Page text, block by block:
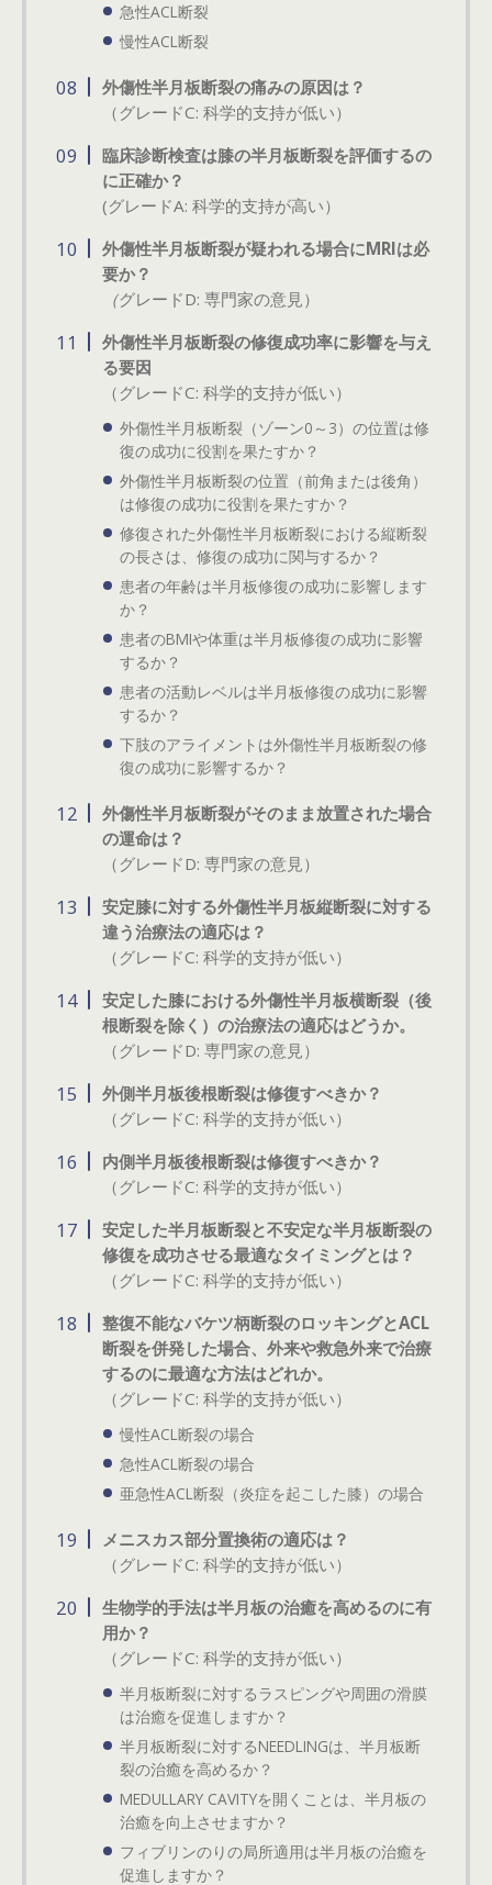
急性ACL断裂
慢性ACL断裂
外傷性半月板断裂の痛みの原因は？
（グレードC: 科学的支持が低い）
臨床診断検査は膝の半月板断裂を評価するの
に正確か？
(グレードA: 科学的支持が高い）
外傷性半月板断裂が疑われる場合にMRIは必
要か？
（グレードD: 専門家の意見）
外傷性半月板断裂の修復成功率に影響を与え
る要因
（グレードC: 科学的支持が低い）
外傷性半月板断裂（ゾーン0～3）の位置は修
復の成功に役割を果たすか？
外傷性半月板断裂の位置（前角または後角）
は修復の成功に役割を果たすか？
修復された外傷性半月板断裂における縦断裂
の長さは、修復の成功に関与するか？
患者の年齢は半月板修復の成功に影響します
か？
患者のBMIや体重は半月板修復の成功に影響
するか？
患者の活動レベルは半月板修復の成功に影響
するか？
下肢のアライメントは外傷性半月板断裂の修
復の成功に影響するか？
外傷性半月板断裂がそのまま放置された場合
の運命は？
（グレードD: 専門家の意見）
安定膝に対する外傷性半月板縦断裂に対する
違う治療法の適応は？
（グレードC: 科学的支持が低い）
安定した膝における外傷性半月板横断裂（後
根断裂を除く）の治療法の適応はどうか。
（グレードD: 専門家の意見）
外側半月板後根断裂は修復すべきか？
（グレードC: 科学的支持が低い）
内側半月板後根断裂は修復すべきか？
（グレードC: 科学的支持が低い）
安定した半月板断裂と不安定な半月板断裂の
修復を成功させる最適なタイミングとは？
（グレードC: 科学的支持が低い）
整復不能なバケツ柄断裂のロッキングとACL
断裂を併発した場合、外来や救急外来で治療
するのに最適な方法はどれか。
（グレードC: 科学的支持が低い）
慢性ACL断裂の場合
急性ACL断裂の場合
亜急性ACL断裂（炎症を起こした膝）の場合
メニスカス部分置換術の適応は？
（グレードC: 科学的支持が低い）
生物学的手法は半月板の治癒を高めるのに有
用か？
（グレードC: 科学的支持が低い）
半月板断裂に対するラスピングや周囲の滑膜
は治癒を促進しますか？
半月板断裂に対するNEEDLINGは、半月板断
裂の治癒を高めるか？
MEDULLARY CAVITYを開くことは、半月板の
治癒を向上させますか？
フィブリンのりの局所適用は半月板の治癒を
促進しますか？